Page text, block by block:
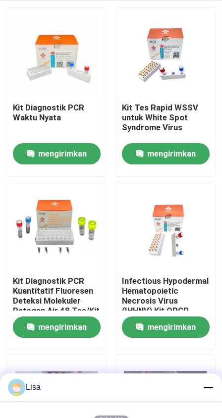
Produk
Tampilan VR
Tentang kami
Tur Pabrik
Kontrol kualitas
Berita
Kit Diagnostik PCR
Waktu Nyata
mengirimkan
Kit Tes Rapid WSSV
untuk White Spot
Syndrome Virus
mengirimkan
Kit Diagnostik PCR
Kuantitatif Fluoresen
Deteksi Molekuler
Patogen Air 48 Tes/Kit
Diagnosis
mengirimkan
Infectious Hypodermal
Hematopoietic
Necrosis Virus
(IHHNV) Kit QPCR
Asam Nukleat Taqman
mengirimkan
Lisa